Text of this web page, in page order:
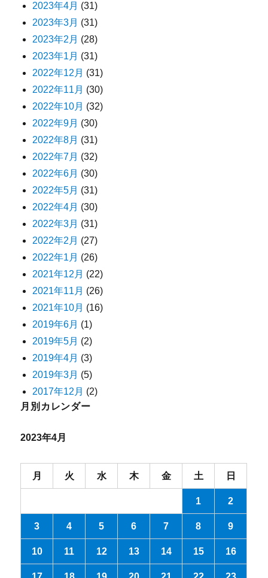
2023年4月 (31)
2023年3月 (31)
2023年2月 (28)
2023年1月 (31)
2022年12月 (31)
2022年11月 (30)
2022年10月 (32)
2022年9月 (30)
2022年8月 (31)
2022年7月 (32)
2022年6月 (30)
2022年5月 (31)
2022年4月 (30)
2022年3月 (31)
2022年2月 (27)
2022年1月 (26)
2021年12月 (22)
2021年11月 (26)
2021年10月 (16)
2019年6月 (1)
2019年5月 (2)
2019年4月 (3)
2019年3月 (5)
2017年12月 (2)
月別カレンダー
2023年4月
月 火 水 木 金 土 日
1 2
3 4 5 6 7 8 9
10 11 12 13 14 15 16